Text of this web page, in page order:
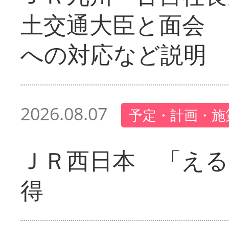
土交通大臣と面会
への対応など説明
2026.08.07 予定・計画・
ＪＲ西日本 「え
得